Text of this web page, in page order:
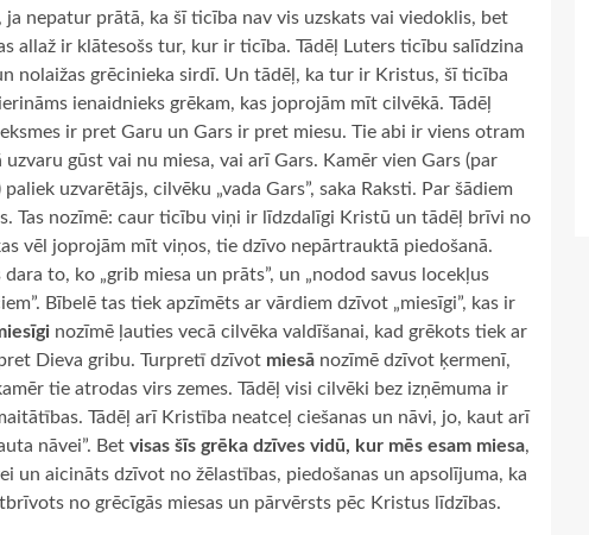
nepatur prātā, ka šī ticība nav vis uzskats vai viedoklis, bet
allaž ir klātesošs tur, kur ir ticība. Tādēļ Luters ticību salīdzina
nolaižas grēcinieka sirdī. Un tādēļ, ka tur ir Kristus, šī ticība
ienaidnieks grēkam, kas joprojām mīt cilvēkā. Tādēļ
ir pret Garu un Gars ir pret miesu. Tie abi ir viens otram
gūst vai nu miesa, vai arī Gars. Kamēr vien Gars (par
uzvarētājs, cilvēku „vada Gars”, saka Raksti. Par šādiem
Tas nozīmē: caur ticību viņi ir līdzdalīgi Kristū un tādēļ brīvi no
vēl joprojām mīt viņos, tie dzīvo nepārtrauktā piedošanā.
to, ko „grib miesa un prāts”, un „nodod savus locekļus
Bībelē tas tiek apzīmēts ar vārdiem dzīvot „miesīgi”, kas ir
nozīmē ļauties vecā cilvēka valdīšanai, kad grēkots tiek ar
Dieva gribu. Turpretī dzīvot miesā nozīmē dzīvot ķermenī,
tie atrodas virs zemes. Tādēļ visi cilvēki bez izņēmuma ir
Tādēļ arī Kristība neatceļ ciešanas un nāvi, jo, kaut arī
nāvei”. Bet visas šīs grēka dzīves vidū, kur mēs esam miesa,
un aicināts dzīvot no žēlastības, piedošanas un apsolījuma, ka
no grēcīgās miesas un pārvērsts pēc Kristus līdzības.